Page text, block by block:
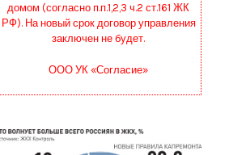
домом (согласно п.п.1,2,3 ч.2 ст.161 ЖК
РФ). На новый срок договор управления
заключен не будет.
ООО УК «Согласие»